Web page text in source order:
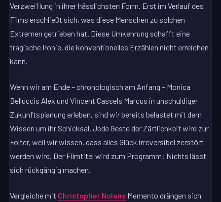
Verzweiflung in ihrer hässlichsten Form. Erst im Verlauf des
Films erschließt sich, was diese Menschen zu solchen
Extremen getrieben hat. Diese Umkehrung schafft eine
tragische Ironie, die konventionelles Erzählen nicht erreichen
kann.
Wenn wir am Ende – chronologisch am Anfang – Monica
Belluccis Alex und Vincent Cassels Marcus in unschuldiger
Zukunftsplanung erleben, sind wir bereits belastet mit dem
Wissen um ihr Schicksal. Jede Geste der Zärtlichkeit wird zur
Folter, weil wir wissen, dass alles Glück irreversibel zerstört
werden wird. Der Filmtitel wird zum Programm: Nichts lässt
sich rückgängig machen.
Vergleiche mit Christopher Nolans Memento drängen sich